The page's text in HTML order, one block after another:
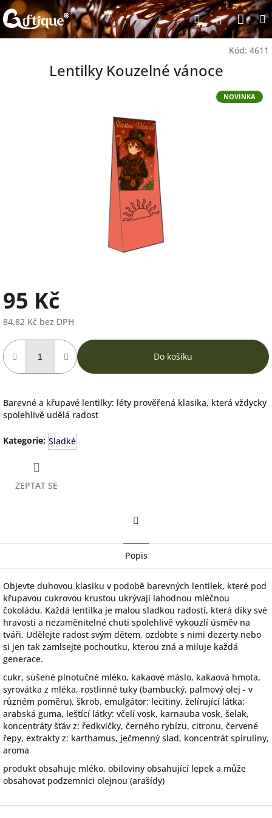
Přejít
na
obsah
Hledat
Kód: 4611
Lentilky Kouzelné vánoce
NOVINKA
95 Kč
84,82 Kč bez DPH
cena:
Do košíku
Barevné a křupavé lentilky: léty prověřená klasika, která vždycky
spolehlivě udělá radost
Kategorie: Sladké
ZEPTAT SE
Popis
Objevte duhovou klasiku v podobě barevných lentilek, které pod
křupavou cukrovou krustou ukrývají lahodnou mléčnou
čokoládu. Každá lentilka je malou sladkou radostí, která díky své
hravosti a nezaměnitelné chuti spolehlivě vykouzlí úsměv na
tváři. Udělejte radost svým dětem, ozdobte s nimi dezerty nebo
si jen tak zamlsejte pochoutku, kterou zná a miluje každá
generace.
cukr, sušené plnotučné mléko, kakaové máslo, kakaová hmota,
syrovátka z mléka, rostlinné tuky (bambucký, palmový olej - v
různém poměru), škrob, emulgátor: lecitiny, želírující látka:
arabská guma, leštící látky: včelí vosk, karnauba vosk, šelak,
koncentráty šťáv z: ředkvičky, černého rybízu, citronu, červené
řepy, extrakty z: karthamus, ječmenný slad, koncentrát spiruliny,
aroma
produkt obsahuje mléko, obiloviny obsahující lepek a může
obsahovat podzemnici olejnou (arašídy)